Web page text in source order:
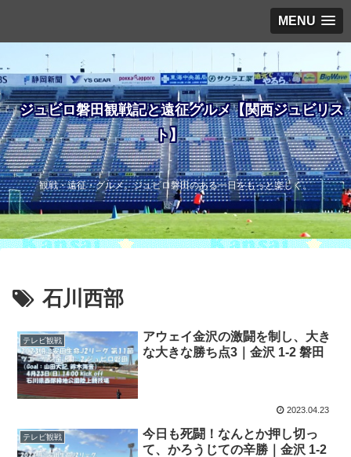
MENU
ジュビロ磐田観戦記と遠征グルメ【関西ジュビリス
ト】
観戦・遠征・グルメ。ジュビロ磐田のある一日をもっと楽しく。
石川西部
テレビ観戦
アウェイ金沢の激闘を制し、大き
な大きな勝ち点3｜金沢 1-2 磐田
2023.04.23
テレビ観戦
今日も死闘！なんとか押し切っ
て、かろうじての辛勝｜金沢 1-2